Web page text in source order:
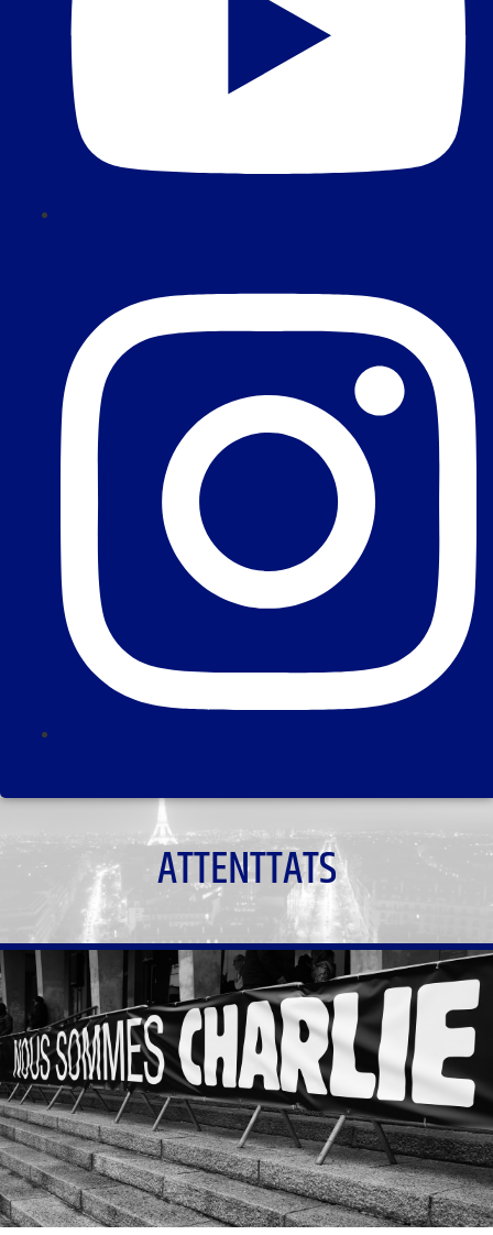
ATTENTTATS